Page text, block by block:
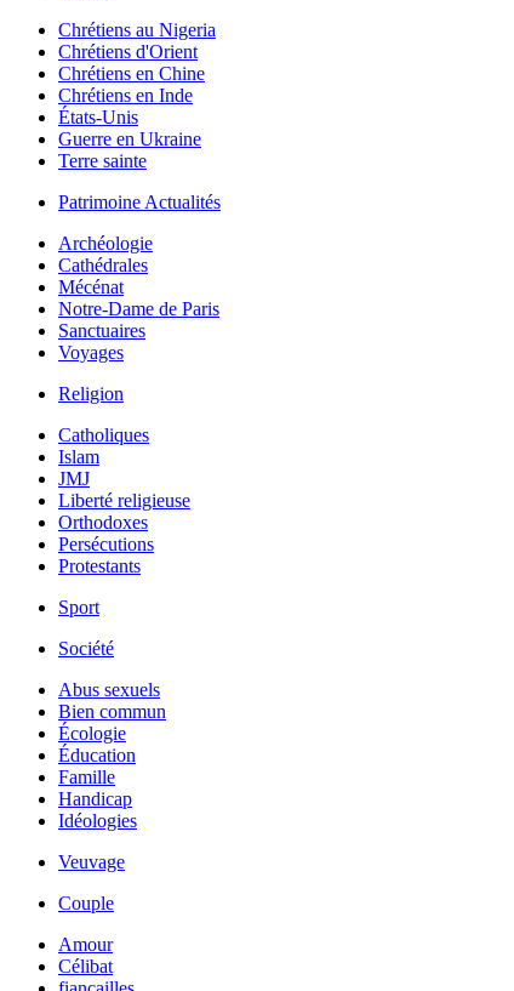
Chrétiens au Nigeria
Chrétiens d'Orient
Chrétiens en Chine
Chrétiens en Inde
États-Unis
Guerre en Ukraine
Terre sainte
Patrimoine Actualités
Archéologie
Cathédrales
Mécénat
Notre-Dame de Paris
Sanctuaires
Voyages
Religion
Catholiques
Islam
JMJ
Liberté religieuse
Orthodoxes
Persécutions
Protestants
Sport
Société
Abus sexuels
Bien commun
Écologie
Éducation
Famille
Handicap
Idéologies
Veuvage
Couple
Amour
Célibat